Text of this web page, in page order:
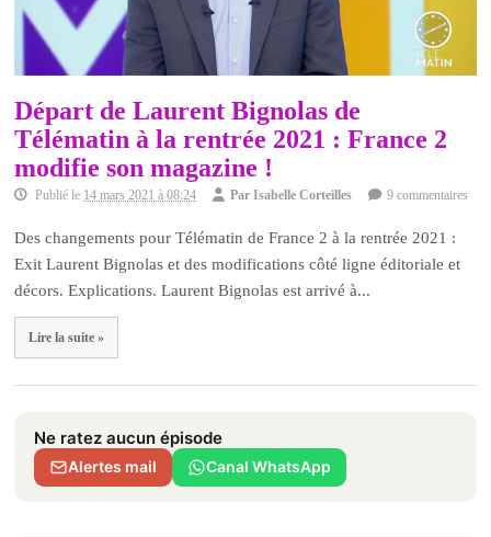
Départ de Laurent Bignolas de
Télématin à la rentrée 2021 : France 2
modifie son magazine !
Publié le 14 mars 2021 à 08:24 ParIsabelle Corteilles 9 commentaires
Des changements pour Télématin de France 2 à la rentrée 2021 :
Exit Laurent Bignolas et des modifications côté ligne éditoriale et
décors. Explications. Laurent Bignolas est arrivé à...
Lire la suite »
Ne ratez aucun épisode
Alertes mail Canal WhatsApp